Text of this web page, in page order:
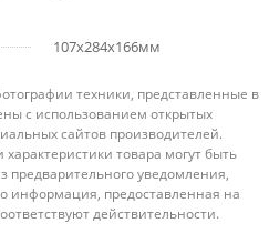
107x284x166мм
техники, представленные в
с использованием открытых
сайтов производителей.
товара могут быть
предварительного уведомления,
информация, предоставленная на
действительности.